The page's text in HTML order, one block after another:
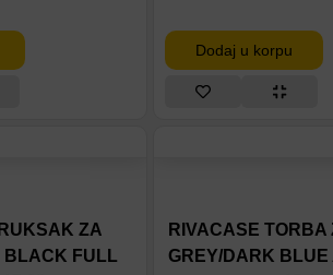
Dodaj u korpu
ZA
BLACK FULL
RIVACASE TORBA
GREY/DARK BLUE